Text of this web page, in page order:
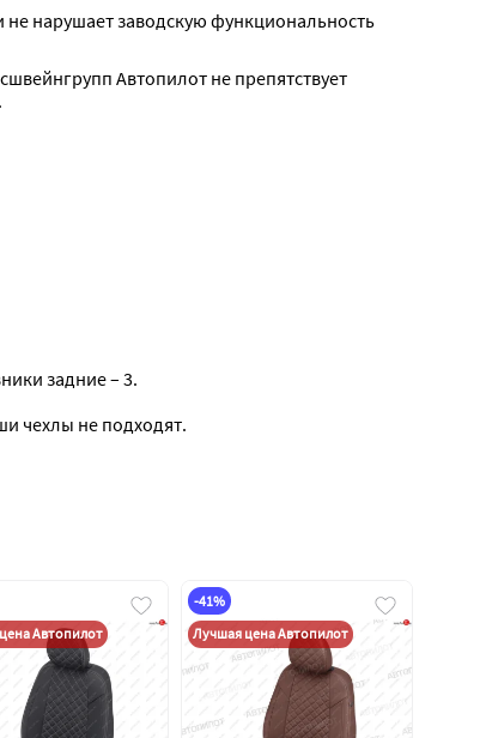
не нарушает заводскую функциональность
Автопилот не препятствует
задние – 3.
чехлы не подходят.
Автопилот
-41%
Лучшая цена Автопилот